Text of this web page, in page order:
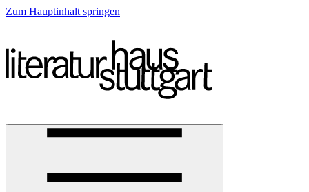
Zum Hauptinhalt springen